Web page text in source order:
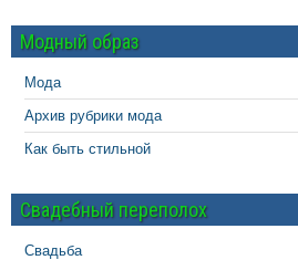
Модный образ
Мода
Архив рубрики мода
Как быть стильной
Свадебный переполох
Свадьба